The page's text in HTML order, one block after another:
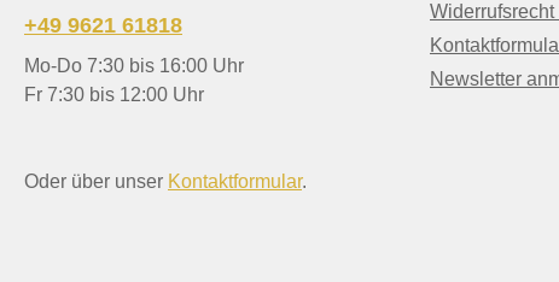
+49 9621 61818
Mo-Do 7:30 bis 16:00 Uhr
Fr 7:30 bis 12:00 Uhr
Oder über unser Kontaktformular.
Newsletter